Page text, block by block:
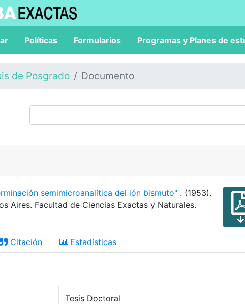
Políticas Formularios Programas y Planes de
de Posgrado Documento
semimicroanalítica del ión bismuto" . (1953).
Aires. Facultad de Ciencias Exactas y Naturales.
Citación Estadísticas
Tesis Doctoral